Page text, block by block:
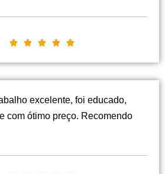
    C
s
i
excelente, foi educado,
com ótimo preço. Recomendo